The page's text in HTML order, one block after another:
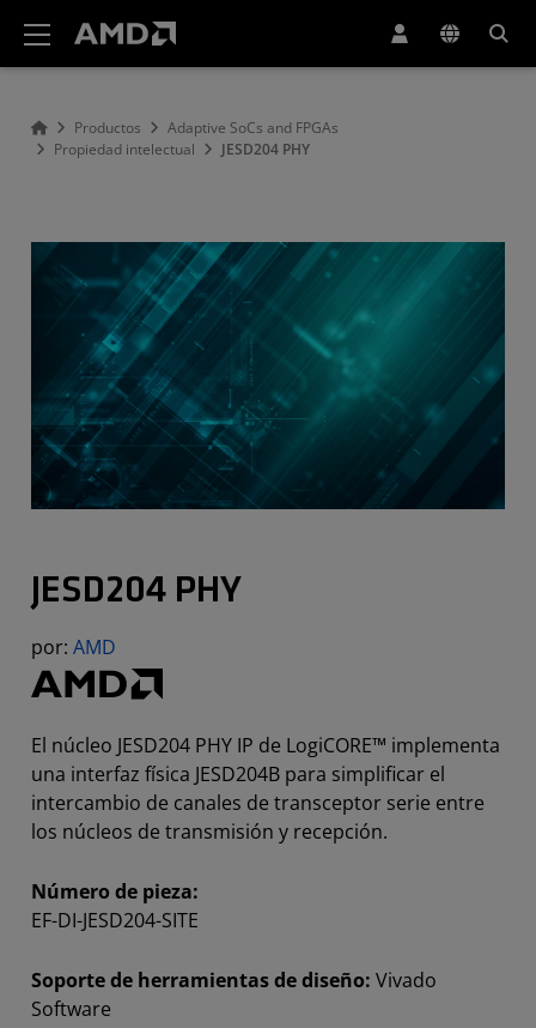
Productos
Adaptive SoCs and FPGAs
Propiedad intelectual
JESD204 PHY
JESD204 PHY
por: AMD
El núcleo JESD204 PHY IP de LogiCORE™ implementa
una interfaz física JESD204B para simplificar el
intercambio de canales de transceptor serie entre
los núcleos de transmisión y recepción.
Número de pieza:
EF-DI-JESD204-SITE
Soporte de herramientas de diseño: Vivado
Software